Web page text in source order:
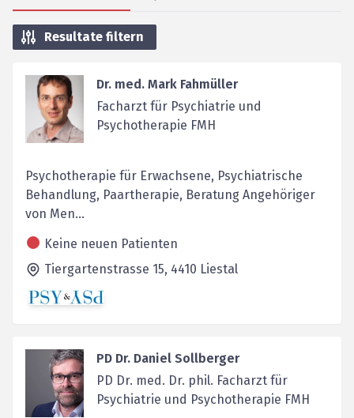
Resultate filtern
Dr. med. Mark Fahmüller
Facharzt für Psychiatrie und
Psychotherapie FMH
Psychotherapie für Erwachsene, Psychiatrische
Behandlung, Paartherapie, Beratung Angehöriger
von Men...
Keine neuen Patienten
Tiergartenstrasse 15, 4410 Liestal
PD Dr. Daniel Sollberger
PD Dr. med. Dr. phil. Facharzt für
Psychiatrie und Psychotherapie FMH